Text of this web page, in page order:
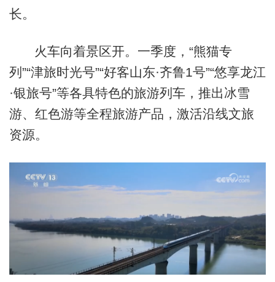
长。
火车向着景区开。一季度，“熊猫专
列”“津旅时光号”“好客山东·齐鲁1号”“悠享龙江
·银旅号”等各具特色的旅游列车，推出冰雪
游、红色游等全程旅游产品，激活沿线文旅
资源。